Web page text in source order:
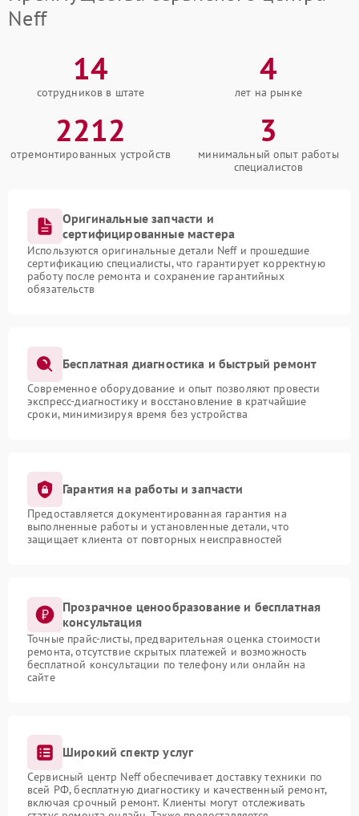
Neff
14
сотрудников в штате
4
лет на рынке
2212
отремонтированных устройств
3
минимальный опыт работы
специалистов
Оригинальные запчасти и
сертифицированные мастера
Используются оригинальные детали Neff и прошедшие
сертификацию специалисты, что гарантирует корректную
работу после ремонта и сохранение гарантийных
обязательств
Бесплатная диагностика и быстрый ремонт
Современное оборудование и опыт позволяют провести
экспресс-диагностику и восстановление в кратчайшие
сроки, минимизируя время без устройства
Гарантия на работы и запчасти
Предоставляется документированная гарантия на
выполненные работы и установленные детали, что
защищает клиента от повторных неисправностей
Прозрачное ценообразование и бесплатная
консультация
Точные прайс-листы, предварительная оценка стоимости
ремонта, отсутствие скрытых платежей и возможность
бесплатной консультации по телефону или онлайн на
сайте
Широкий спектр услуг
Сервисный центр Neff обеспечивает доставку техники по
всей РФ, бесплатную диагностику и качественный ремонт,
включая срочный ремонт. Клиенты могут отслеживать